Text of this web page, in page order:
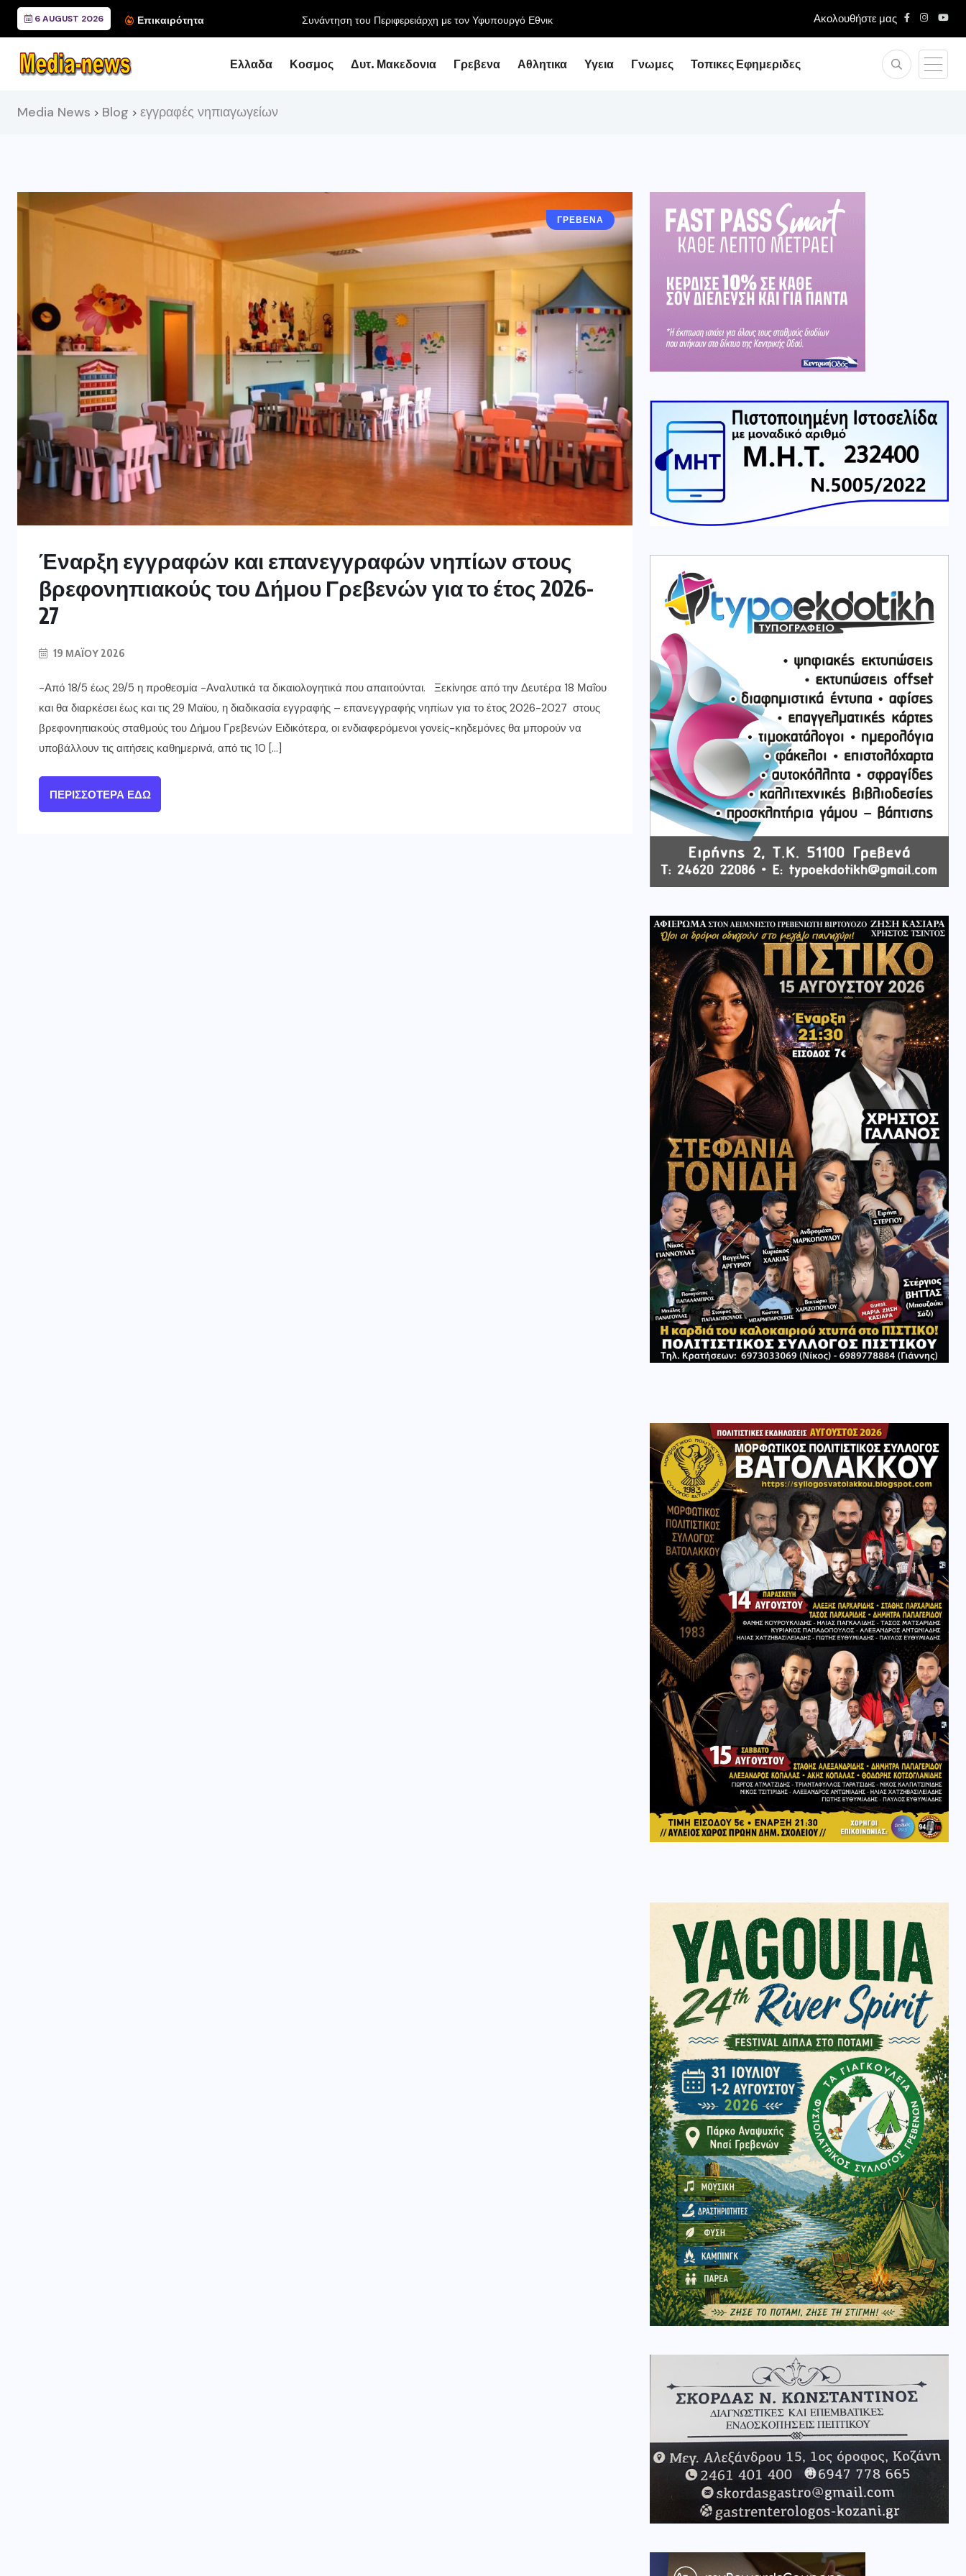
6 AUGUST 2026 Επικαιρότητα Συνάντηση του Περιφερειάρχη με τον Υφυπουργό Εθνικής Οικονομίας... Ακολουθήστε μας
Ελλαδα Κοσμος Δυτ. Μακεδονια Γρεβενα Αθλητικα Υγεια Γνωμες Τοπικες Εφημεριδες
Media News > Blog > εγγραφές νηπιαγωγείων
ΓΡΕΒΕΝΑ
Έναρξη εγγραφών και επανεγγραφών νηπίων στους
βρεφονηπιακούς του Δήμου Γρεβενών για το έτος 2026-
27
19 ΜΑΪ́ΟΥ 2026
-Από 18/5 έως 29/5 η προθεσμία -Αναλυτικά τα δικαιολογητικά που απαιτούνται. Ξεκίνησε από την Δευτέρα 18 Μαΐου
και θα διαρκέσει έως και τις 29 Μαϊου, η διαδικασία εγγραφής – επανεγγραφής νηπίων για το έτος 2026-2027 στους
βρεφονηπιακούς σταθμούς του Δήμου Γρεβενών Ειδικότερα, οι ενδιαφερόμενοι γονείς-κηδεμόνες θα μπορούν να
υποβάλλουν τις αιτήσεις καθημερινά, από τις 10 […]
ΠΕΡΙΣΣΌΤΕΡΑ ΕΔΏ